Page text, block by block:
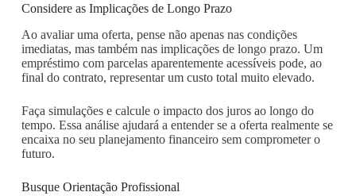
Considere as Implicações de Longo Prazo
Ao avaliar uma oferta, pense não apenas nas condições
imediatas, mas também nas implicações de longo prazo. Um
empréstimo com parcelas aparentemente acessíveis pode, ao
final do contrato, representar um custo total muito elevado.
Faça simulações e calcule o impacto dos juros ao longo do
tempo. Essa análise ajudará a entender se a oferta realmente se
encaixa no seu planejamento financeiro sem comprometer o
futuro.
Busque Orientação Profissional